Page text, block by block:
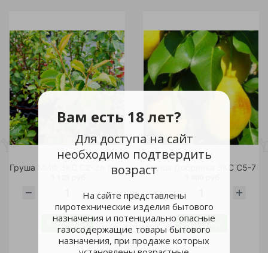
Вам есть 18 лет?
Для доступа на сайт
необходимо подтвердить
возраст
На сайте представлены
пиротехнические изделия бытового
назначения и потенциально опасные
газосодержащие товары бытового
назначения, при продаже которых
Груша МИФ ЗКС С2-3л 1шт (2х лет саженец)
шт
В корзину
Груша Добрянка ЗКС С5-7
шт
В корзину